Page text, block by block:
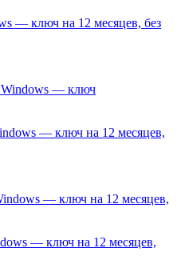
— ключ на 12 месяцев, без
— ключ на 12 месяцев,
— ключ на 12 месяцев,